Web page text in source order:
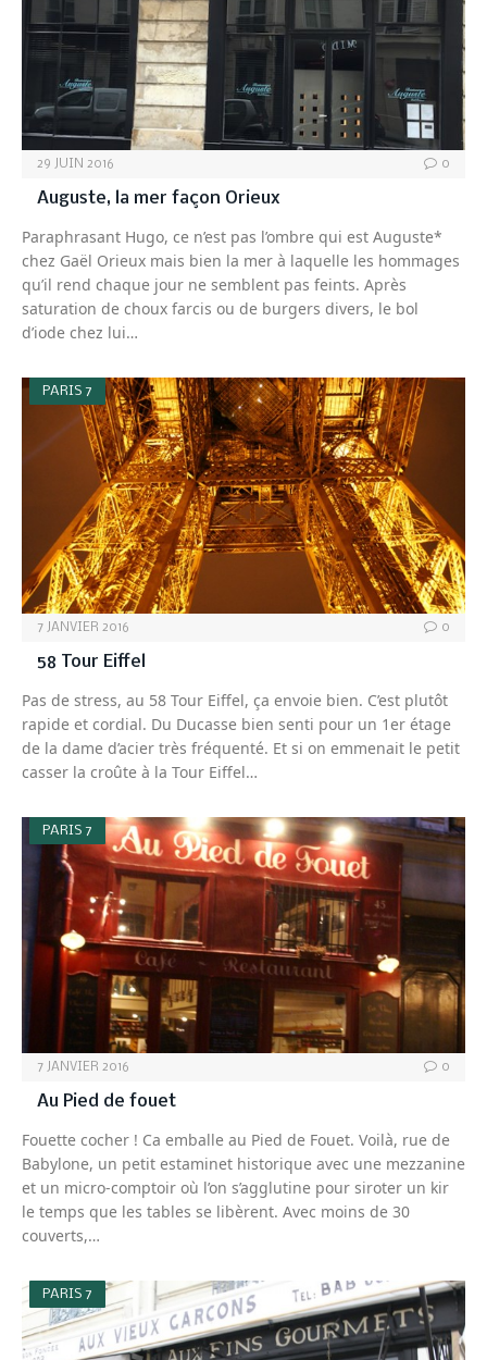
29 JUIN 2016 0
Auguste, la mer façon Orieux
Paraphrasant Hugo, ce n’est pas l’ombre qui est Auguste*
chez Gaël Orieux mais bien la mer à laquelle les hommages
qu’il rend chaque jour ne semblent pas feints. Après
saturation de choux farcis ou de burgers divers, le bol
d’iode chez lui…
PARIS 7
7 JANVIER 2016 0
58 Tour Eiffel
Pas de stress, au 58 Tour Eiffel, ça envoie bien. C’est plutôt
rapide et cordial. Du Ducasse bien senti pour un 1er étage
de la dame d’acier très fréquenté. Et si on emmenait le petit
casser la croûte à la Tour Eiffel…
PARIS 7
7 JANVIER 2016 0
Au Pied de fouet
Fouette cocher ! Ca emballe au Pied de Fouet. Voilà, rue de
Babylone, un petit estaminet historique avec une mezzanine
et un micro-comptoir où l’on s’agglutine pour siroter un kir
le temps que les tables se libèrent. Avec moins de 30
couverts,…
PARIS 7